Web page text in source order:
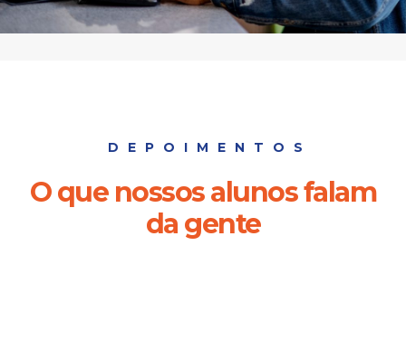
DEPOIMENTOS
O que nossos alunos falam
da gente